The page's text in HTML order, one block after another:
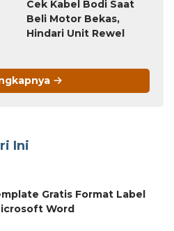
Cek Kabel Bodi Saat
Beli Motor Bekas,
Hindari Unit Rewel
Ini
Gratis Format Label
Word